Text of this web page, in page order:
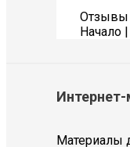
Отзывы
Начало
Материалы